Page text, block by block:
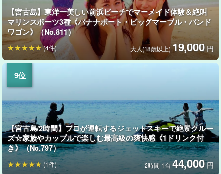
【宮古島】東洋一美しい前浜ビーチでマーメイド体験＆絶叫
マリンスポーツ3種《バナナボート・ビッグマーブル・バンド
ワゴン》（No.811）
大人(18歳以上)19,000 円
(4件)
【宮古島/2時間】プロが運転するジェットスキーで絶景クルー
ズ☆家族やカップルで楽しむ最高級の爽快感《1ドリンク付
き》（No.797）
2時間 1台 44,000 円
(1件)